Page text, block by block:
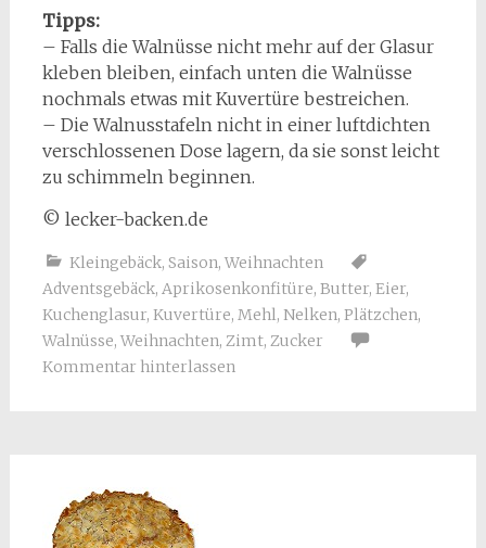
Tipps:
– Falls die Walnüsse nicht mehr auf der Glasur
kleben bleiben, einfach unten die Walnüsse
nochmals etwas mit Kuvertüre bestreichen.
– Die Walnusstafeln nicht in einer luftdichten
verschlossenen Dose lagern, da sie sonst leicht
zu schimmeln beginnen.
© lecker-backen.de
Kleingebäck, Saison, Weihnachten
Adventsgebäck, Aprikosenkonfitüre, Butter, Eier,
Kuchenglasur, Kuvertüre, Mehl, Nelken, Plätzchen,
Walnüsse, Weihnachten, Zimt, Zucker
Kommentar hinterlassen